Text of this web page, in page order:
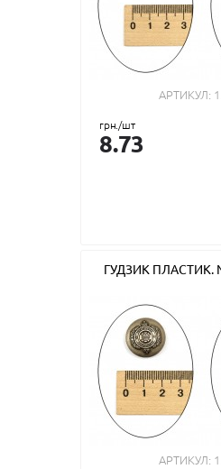
АРТИКУЛ:
грн./шт
8.73
ГУДЗИК
АРТИКУЛ: